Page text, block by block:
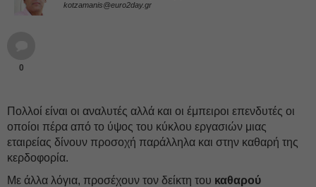
kotzamanis@euro2day.gr
0
Πολλοί είναι οι αναλυτές αλλά και οι έμπειροι επενδυτές οι
οποίοι πέρα από το ύψος του κύκλου εργασιών μιας
εταιρείας δίνουν προσοχή παράλληλα και στην καθαρή της
κερδοφορία.
Με άλλα λόγια, προσέχουν τον δείκτη του καθαρού